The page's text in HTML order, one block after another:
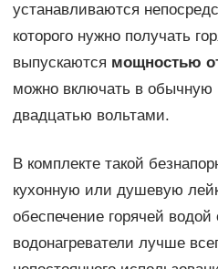
устанавливаются
которого нужно получать
выпускаются мощностью
можно включать в обычную
двадцатью вольтами.
В комплекте такой
кухонную или душевую
обеспечение горячей водой
водонагреватели лучше